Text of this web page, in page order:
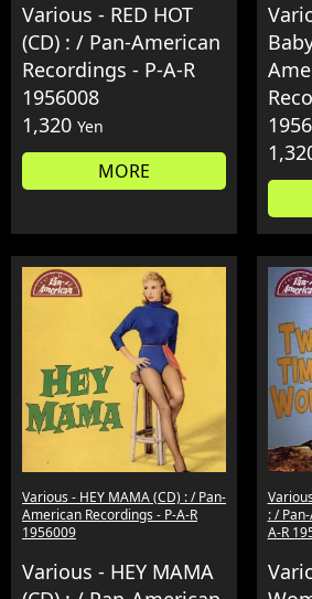
Various - RED HOT
(CD) : / Pan-American
Recordings - P-A-R
1956008
1,320 Yen
MORE
Various - HEY MAMA (CD) : / Pan-
American Recordings - P-A-R
1956009
Various - HEY MAMA
: /
A-R